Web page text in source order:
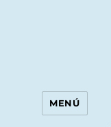
MENÚ